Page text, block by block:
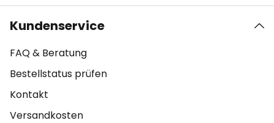
Kundenservice
FAQ & Beratung
Bestellstatus prüfen
Kontakt
Versandkosten